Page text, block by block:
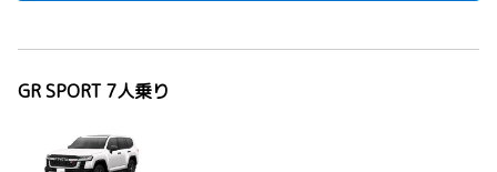
GR SPORT 7人乗り